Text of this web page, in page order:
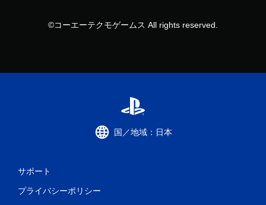
©コーエーテクモゲームス All rights reserved.
国／地域：日本
サポート
プライバシーポリシー